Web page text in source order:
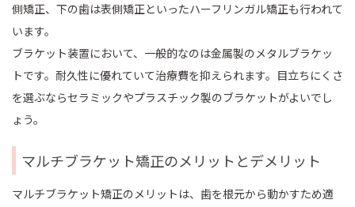
側矯正、下の歯は表側矯正といったハーフリンガル矯正も行われて
います。
ブラケット装置において、一般的なのは金属製のメタルブラケッ
トです。耐久性に優れていて治療費を抑えられます。目立ちにくさ
を選ぶならセラミックやプラスチック製のブラケットがよいでし
ょう。
マルチブラケット矯正のメリットとデメリット
マルチブラケット矯正のメリットは、歯を根元から動かすため適